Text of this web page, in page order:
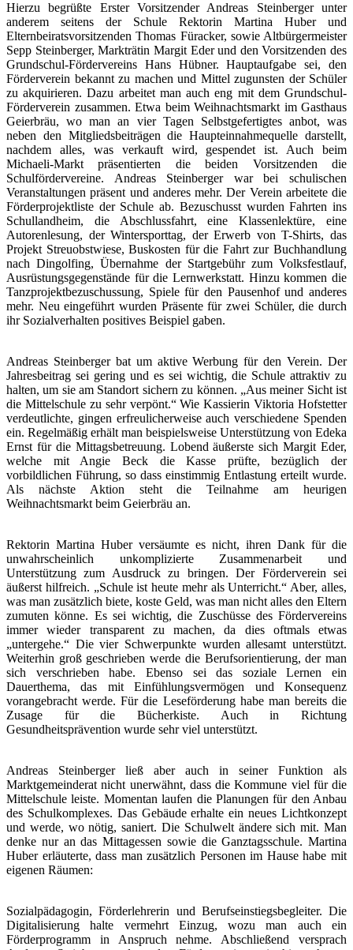
Hierzu begrüßte Erster Vorsitzender Andreas Steinberger unter
anderem seitens der Schule Rektorin Martina Huber und
Elternbeiratsvorsitzenden Thomas Füracker, sowie Altbürgermeister
Sepp Steinberger, Markträtin Margit Eder und den Vorsitzenden des
Grundschul-Fördervereins Hans Hübner. Hauptaufgabe sei, den
Förderverein bekannt zu machen und Mittel zugunsten der Schüler
zu akquirieren. Dazu arbeitet man auch eng mit dem Grundschul-
Förderverein zusammen. Etwa beim Weihnachtsmarkt im Gasthaus
Geierbräu, wo man an vier Tagen Selbstgefertigtes anbot, was
neben den Mitgliedsbeiträgen die Haupteinnahmequelle darstellt,
nachdem alles, was verkauft wird, gespendet ist. Auch beim
Michaeli-Markt präsentierten die beiden Vorsitzenden die
Schulfördervereine. Andreas Steinberger war bei schulischen
Veranstaltungen präsent und anderes mehr. Der Verein arbeitete die
Förderprojektliste der Schule ab. Bezuschusst wurden Fahrten ins
Schullandheim, die Abschlussfahrt, eine Klassenlektüre, eine
Autorenlesung, der Wintersporttag, der Erwerb von T-Shirts, das
Projekt Streuobstwiese, Buskosten für die Fahrt zur Buchhandlung
nach Dingolfing, Übernahme der Startgebühr zum Volksfestlauf,
Ausrüstungsgegenstände für die Lernwerkstatt. Hinzu kommen die
Tanzprojektbezuschussung, Spiele für den Pausenhof und anderes
mehr. Neu eingeführt wurden Präsente für zwei Schüler, die durch
ihr Sozialverhalten positives Beispiel gaben.
Andreas Steinberger bat um aktive Werbung für den Verein. Der
Jahresbeitrag sei gering und es sei wichtig, die Schule attraktiv zu
halten, um sie am Standort sichern zu können. „Aus meiner Sicht ist
die Mittelschule zu sehr verpönt.“ Wie Kassierin Viktoria Hofstetter
verdeutlichte, gingen erfreulicherweise auch verschiedene Spenden
ein. Regelmäßig erhält man beispielsweise Unterstützung von Edeka
Ernst für die Mittagsbetreuung. Lobend äußerste sich Margit Eder,
welche mit Angie Beck die Kasse prüfte, bezüglich der
vorbildlichen Führung, so dass einstimmig Entlastung erteilt wurde.
Als nächste Aktion steht die Teilnahme am heurigen
Weihnachtsmarkt beim Geierbräu an.
Rektorin Martina Huber versäumte es nicht, ihren Dank für die
unwahrscheinlich unkomplizierte Zusammenarbeit und
Unterstützung zum Ausdruck zu bringen. Der Förderverein sei
äußerst hilfreich. „Schule ist heute mehr als Unterricht.“ Aber, alles,
was man zusätzlich biete, koste Geld, was man nicht alles den Eltern
zumuten könne. Es sei wichtig, die Zuschüsse des Fördervereins
immer wieder transparent zu machen, da dies oftmals etwas
„untergehe.“ Die vier Schwerpunkte wurden allesamt unterstützt.
Weiterhin groß geschrieben werde die Berufsorientierung, der man
sich verschrieben habe. Ebenso sei das soziale Lernen ein
Dauerthema, das mit Einfühlungsvermögen und Konsequenz
vorangebracht werde. Für die Leseförderung habe man bereits die
Zusage für die Bücherkiste. Auch in Richtung
Gesundheitsprävention wurde sehr viel unterstützt.
Andreas Steinberger ließ aber auch in seiner Funktion als
Marktgemeinderat nicht unerwähnt, dass die Kommune viel für die
Mittelschule leiste. Momentan laufen die Planungen für den Anbau
des Schulkomplexes. Das Gebäude erhalte ein neues Lichtkonzept
und werde, wo nötig, saniert. Die Schulwelt ändere sich mit. Man
denke nur an das Mittagessen sowie die Ganztagsschule. Martina
Huber erläuterte, dass man zusätzlich Personen im Hause habe mit
eigenen Räumen:
Sozialpädagogin, Förderlehrerin und Berufseinstiegsbegleiter. Die
Digitalisierung halte vermehrt Einzug, wozu man auch ein
Förderprogramm in Anspruch nehme. Abschließend versprach